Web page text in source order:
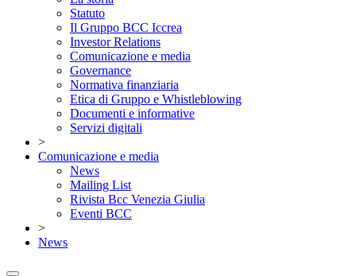
Statuto
Il Gruppo BCC Iccrea
Investor Relations
Comunicazione e media
Governance
Normativa finanziaria
Etica di Gruppo e Whistleblowing
Documenti e informative
Servizi digitali
>
Comunicazione e media
News
Mailing List
Rivista Bcc Venezia Giulia
Eventi BCC
>
News